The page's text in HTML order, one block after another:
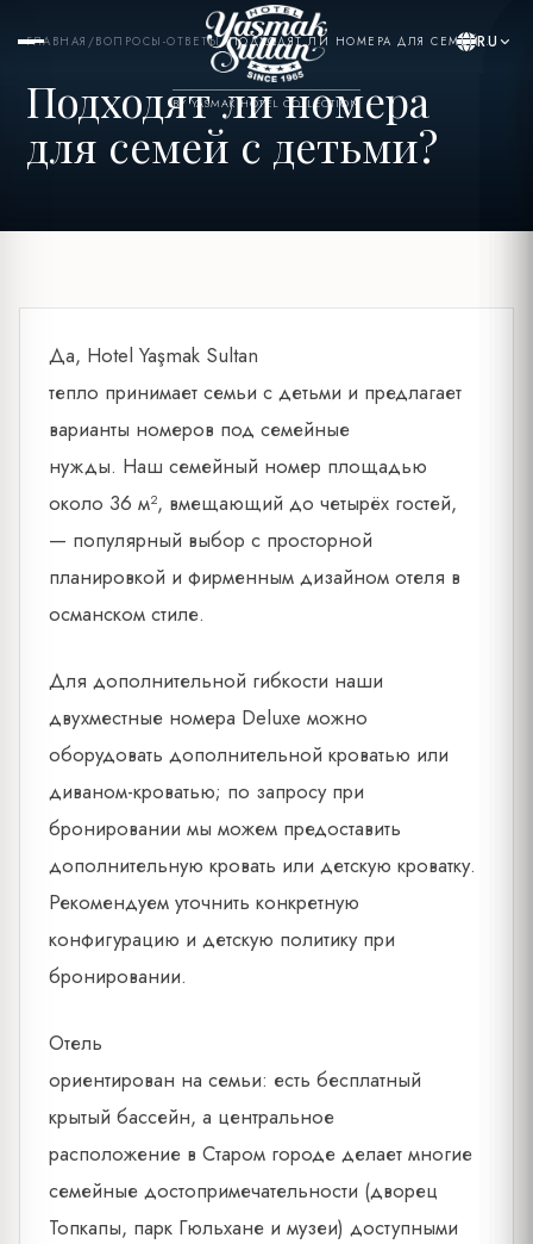
BY YASMAK HOTEL COLLECTION
RU
ГЛАВНАЯ /ВОПРОСЫ-ОТВЕТЫ/ПОДХОДЯТ ЛИ НОМЕРА ДЛЯ СЕМЕЙ...
Подходят ли номера
для семей с детьми?
Да, Hotel Yaşmak Sultan
тепло принимает семьи с детьми и предлагает
варианты номеров под семейные
нужды. Наш семейный номер площадью
около 36 м², вмещающий до четырёх гостей,
— популярный выбор с просторной
планировкой и фирменным дизайном отеля в
османском стиле.
Для дополнительной гибкости наши
двухместные номера Deluxe можно
оборудовать дополнительной кроватью или
диваном-кроватью; по запросу при
бронировании мы можем предоставить
дополнительную кровать или детскую кроватку.
Рекомендуем уточнить конкретную
конфигурацию и детскую политику при
бронировании.
Отель
ориентирован на семьи: есть бесплатный
крытый бассейн, а центральное
расположение в Старом городе делает многие
семейные достопримечательности (дворец
Топкапы, парк Гюльхане и музеи) доступными